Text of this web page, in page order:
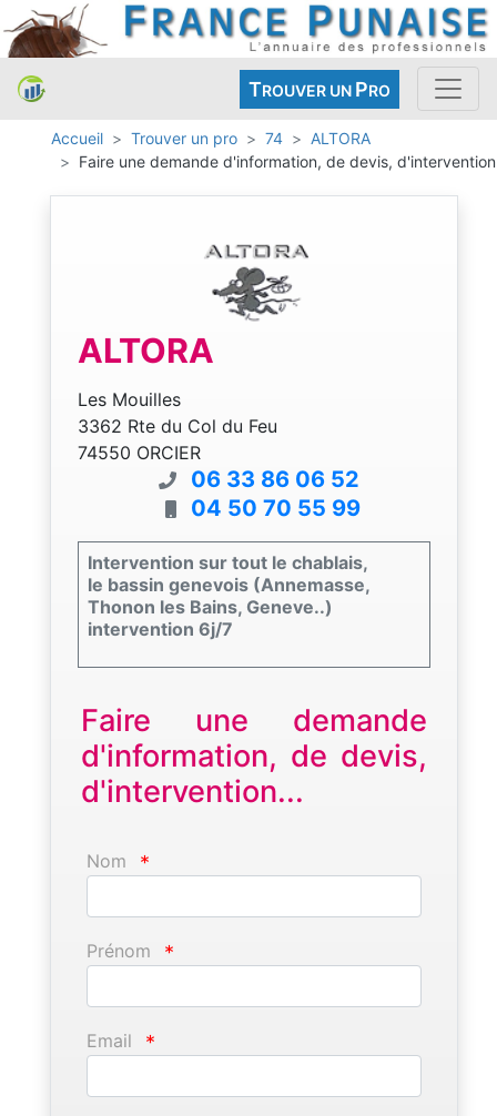
TROUVER UN PRO
Accueil Trouver un pro 74
ALTORA
Faire une demande d'information, de devis, d'intervention
ALTORA
Les Mouilles
3362 Rte du Col du Feu
74550 ORCIER
06 33 86 06 52
04 50 70 55 99
Intervention sur tout le chablais,
le bassin genevois (Annemasse,
Thonon les Bains, Geneve..)
intervention 6j/7
Faire une demande
d'information, de devis,
d'intervention...
Nom *
Prénom *
Email *